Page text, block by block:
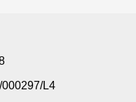
000297/L4